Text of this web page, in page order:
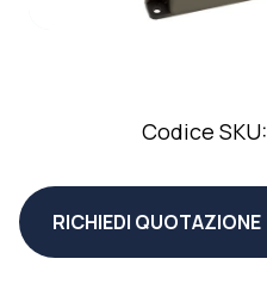
Codice SKU:
RICHIEDI QUOTAZIONE